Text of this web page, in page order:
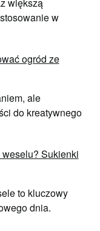
w
ogród ze
ale
do kreatywnego
Sukienki
to kluczowy
dnia.